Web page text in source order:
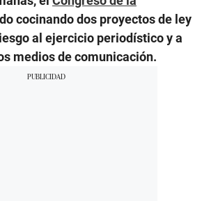
cocinando dos proyectos de ley
al ejercicio periodístico y a
medios de comunicación.